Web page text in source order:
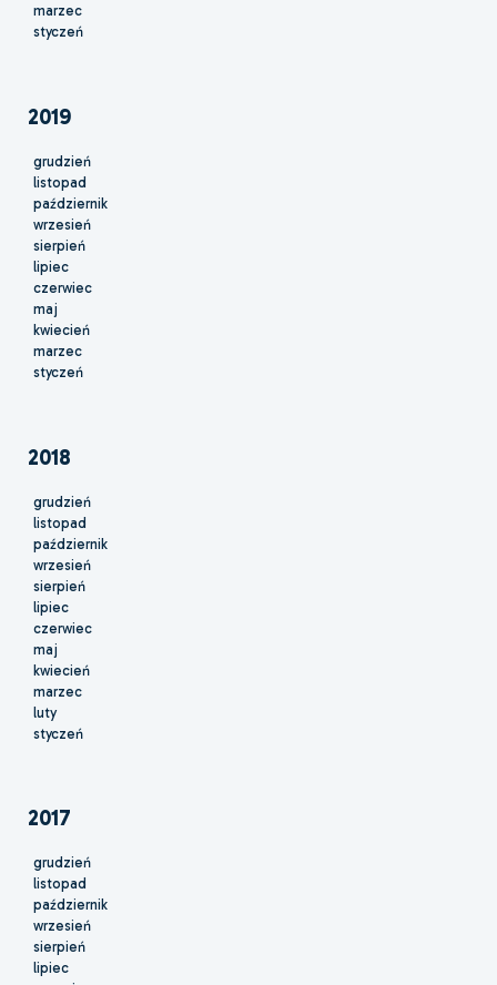
marzec
styczeń
2019
grudzień
listopad
październik
wrzesień
sierpień
lipiec
czerwiec
maj
kwiecień
marzec
styczeń
2018
grudzień
listopad
październik
wrzesień
sierpień
lipiec
czerwiec
maj
kwiecień
marzec
luty
styczeń
2017
grudzień
listopad
październik
wrzesień
sierpień
lipiec